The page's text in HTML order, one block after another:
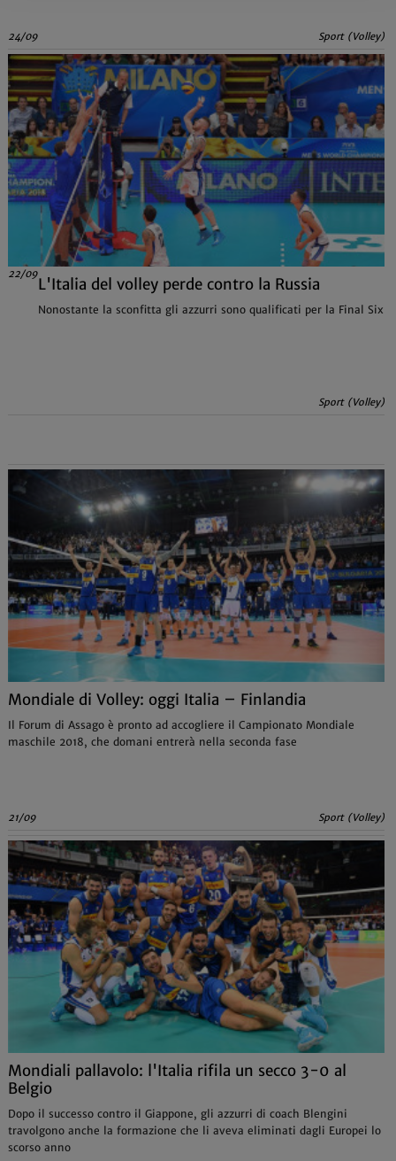
24/09 Sport (Volley)
L'Italia del volley perde contro la Russia
Nonostante la sconfitta gli azzurri sono qualificati per la Final Six
22/09
Sport (Volley)
Mondiale di Volley: oggi Italia – Finlandia
Il Forum di Assago è pronto ad accogliere il Campionato Mondiale
maschile 2018, che domani entrerà nella seconda fase
21/09 Sport (Volley)
Mondiali pallavolo: l'Italia rifila un secco 3-0 al
Belgio
Dopo il successo contro il Giappone, gli azzurri di coach Blengini
travolgono anche la formazione che li aveva eliminati dagli Europei lo
scorso anno